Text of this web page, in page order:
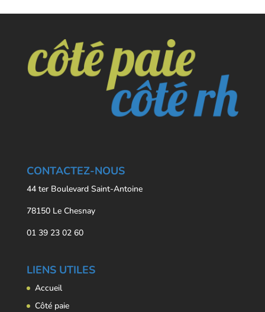
CONTACTEZ-NOUS
44 ter Boulevard Saint-Antoine
78150 Le Chesnay
01 39 23 02 60
LIENS UTILES
Accueil
Côté paie